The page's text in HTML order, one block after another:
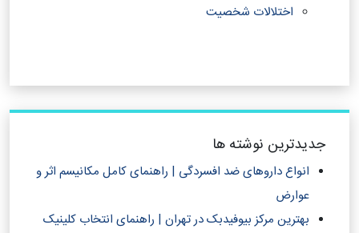
اختلالات شخصیت
جدیدترین نوشته ها
انواع داروهای ضد افسردگی | راهنمای کامل مکانیسم اثر و
عوارض
بهترین مرکز بیوفیدبک در تهران | راهنمای انتخاب کلینیک